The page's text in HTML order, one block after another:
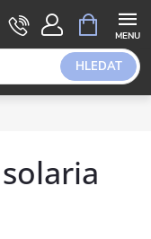
HLEDAT
NÁKUPNÍ
KOŠÍK